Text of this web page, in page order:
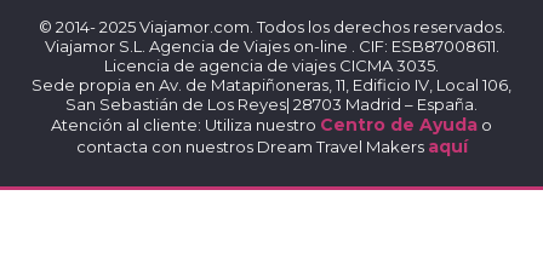
© 2014- 2025 Viajamor.com. Todos los derechos reservados.
Viajamor S.L. Agencia de Viajes on-line . CIF: ESB87008611.
Licencia de agencia de viajes CICMA 3035.
Sede propia en Av. de Matapiñoneras, 11, Edificio IV, Local 106,
San Sebastián de Los Reyes| 28703 Madrid – España.
Atención al cliente: Utiliza nuestro Centro de Ayuda o
contacta con nuestros Dream Travel Makers aquí